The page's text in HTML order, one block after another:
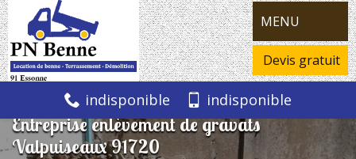
MENU
Devis gratuit
indisponible indisponible
Entreprise enlèvement de gravats
Valpuiseaux 91720